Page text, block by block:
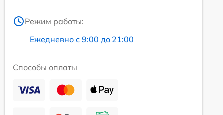
Режим работы:
Ежедневно с 9:00 до 21:00
Способы оплаты